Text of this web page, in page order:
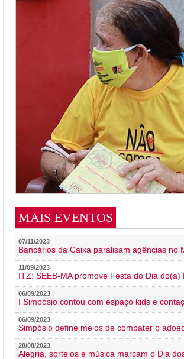
MAIS EVENTOS
07/11/2023
Bancários da Caixa paralisam agências no
11/09/2023
ITZ: SEEB-MA promove Festa do Dia do(a)
06/09/2023
I Simpósio contou com espaço kids e
06/09/2023
Simpósio define meios de combater o
28/08/2023
Alegria, sorteios e música marcam o Dia